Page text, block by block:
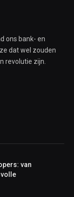
ons bank- en
dat wel zouden
revolutie zijn.
van